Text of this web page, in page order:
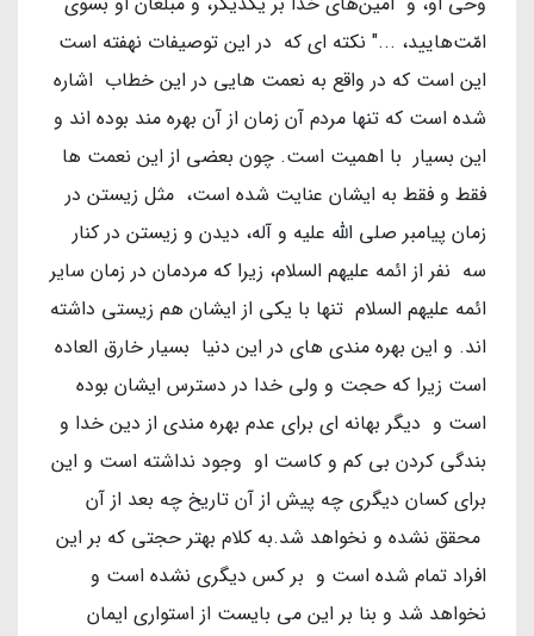
امّت‌هایید، ..." نکته ای که در این توصیفات نهفته است
این است که در واقع به نعمت هایی در این خطاب اشاره
شده است که تنها مردم آن زمان از آن بهره مند بوده اند و
این بسیار با اهمیت است. چون بعضی از این نعمت ها
فقط و فقط به ایشان عنایت شده است، مثل زیستن در
زمان پیامبر صلی الله علیه و آله، دیدن و زیستن در کنار
سه نفر از ائمه علیهم السلام، زیرا که مردمان در زمان سایر
ائمه علیهم السلام تنها با یکی از ایشان هم زیستی داشته
اند. و این بهره مندی های در این دنیا بسیار خارق العاده
است زیرا که حجت و ولی خدا در دسترس ایشان بوده
است و دیگر بهانه ای برای عدم بهره مندی از دین خدا و
بندگی کردن بی کم و کاست او وجود نداشته است و این
برای کسان دیگری چه پیش از آن تاریخ چه بعد از آن
محقق نشده و نخواهد شد.به کلام بهتر حجتی که بر این
افراد تمام شده است و بر کس دیگری نشده است و
نخواهد شد و بنا بر این می بایست از استواری ایمان